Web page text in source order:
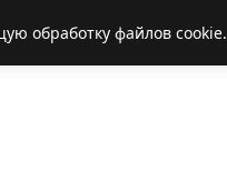
обработку файлов cookie.